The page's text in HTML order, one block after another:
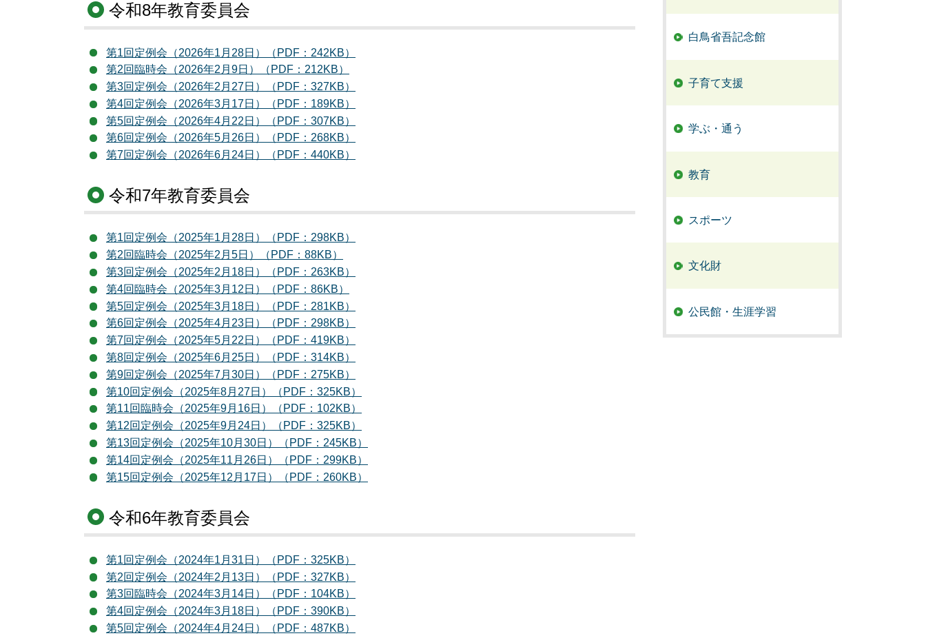
令和8年教育委員会
第1回定例会（2026年1月28日）（PDF：242KB）
第2回臨時会（2026年2月9日）（PDF：212KB）
第3回定例会（2026年2月27日）（PDF：327KB）
第4回定例会（2026年3月17日）（PDF：189KB）
第5回定例会（2026年4月22日）（PDF：307KB）
第6回定例会（2026年5月26日）（PDF：268KB）
第7回定例会（2026年6月24日）（PDF：440KB）
令和7年教育委員会
第1回定例会（2025年1月28日）（PDF：298KB）
第2回臨時会（2025年2月5日）（PDF：88KB）
第3回定例会（2025年2月18日）（PDF：263KB）
第4回臨時会（2025年3月12日）（PDF：86KB）
第5回定例会（2025年3月18日）（PDF：281KB）
第6回定例会（2025年4月23日）（PDF：298KB）
第7回定例会（2025年5月22日）（PDF：419KB）
第8回定例会（2025年6月25日）（PDF：314KB）
第9回定例会（2025年7月30日）（PDF：275KB）
第10回定例会（2025年8月27日）（PDF：325KB）
第11回臨時会（2025年9月16日）（PDF：102KB）
第12回定例会（2025年9月24日）（PDF：325KB）
第13回定例会（2025年10月30日）（PDF：245KB）
第14回定例会（2025年11月26日）（PDF：299KB）
第15回定例会（2025年12月17日）（PDF：260KB）
令和6年教育委員会
第1回定例会（2024年1月31日）（PDF：325KB）
第2回定例会（2024年2月13日）（PDF：327KB）
第3回臨時会（2024年3月14日）（PDF：104KB）
第4回定例会（2024年3月18日）（PDF：390KB）
第5回定例会（2024年4月24日）（PDF：487KB）
白鳥省吾記念館
子育て支援
学ぶ・通う
教育
スポーツ
文化財
公民館・生涯学習